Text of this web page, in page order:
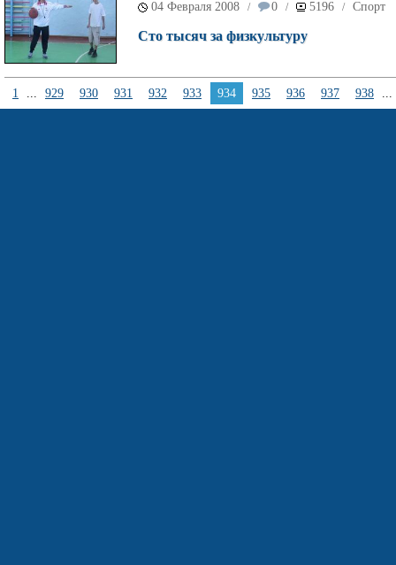
04 Февраля 2008 / 0 / 5196 / Спорт
Сто тысяч за физкультуру
1 ... 929 930 931 932 933 934 935 936 937 938 ...